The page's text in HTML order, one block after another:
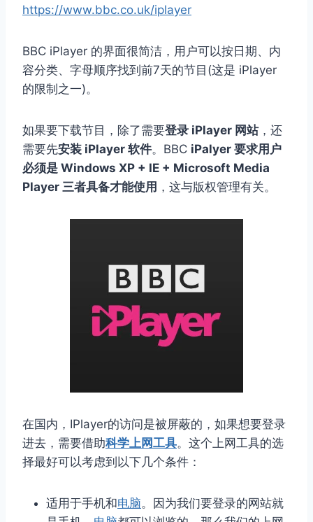
https://www.bbc.co.uk/iplayer
BBC iPlayer 的界面很简洁，用户可以按日期、内
容分类、字母顺序找到前7天的节目(这是 iPlayer
的限制之一)。
如果要下载节目，除了需要登录 iPlayer 网站，还
需要先安装 iPlayer 软件。BBC iPalyer 要求用户
必须是 Windows XP + IE + Microsoft Media
Player 三者具备才能使用 ，这与版权管理有关。
在国内，IPlayer的访问是被屏蔽的，如果想要登录
进去，需要借助科学上网工具。这个上网工具的选
择最好可以考虑到以下几个条件：
适用于手机和电脑。因为我们要登录的网站就